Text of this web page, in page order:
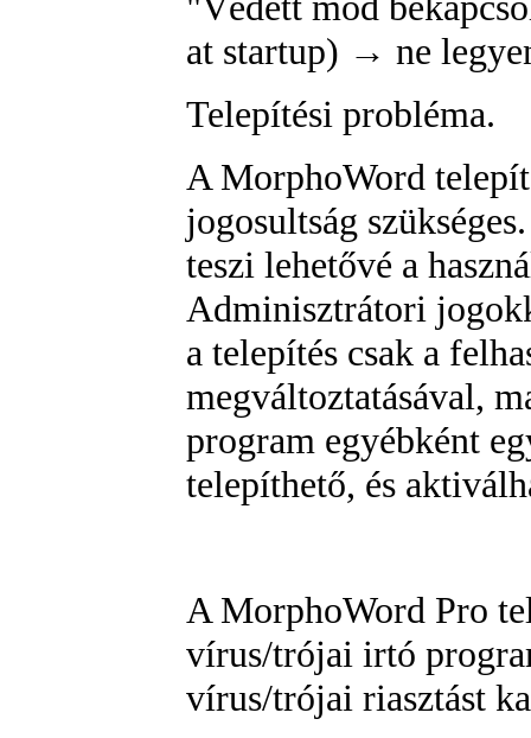
at startup) → ne
Telepítési probléma.
A MorphoWord
jogosultság
teszi lehetővé a
Adminisztrátori
a telepítés csak a
megváltoztatásával,
program egyébként
telepíthető, és
A MorphoWord Pro
vírus/trójai irtó
vírus/trójai riasztást